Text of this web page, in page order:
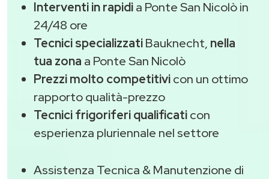
Interventi in rapidia Ponte San Nicolò in
24/48 ore
Tecnici specializzatiBauknecht, nella
tua zona a Ponte San Nicolò
Prezzi molto competitivicon un ottimo
rapporto qualità-prezzo
Tecnici frigoriferi qualificaticon
esperienza pluriennale nel settore
Assistenza Tecnica & Manutenzione di